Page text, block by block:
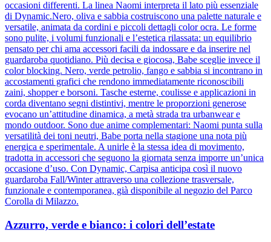
occasioni differenti. La linea Naomi interpreta il lato più essenziale
di Dynamic.Nero, oliva e sabbia costruiscono una palette naturale e
versatile, animata da cordini e piccoli dettagli color ocra. Le forme
sono pulite, i volumi funzionali e l’estetica rilassata: un equilibrio
pensato per chi ama accessori facili da indossare e da inserire nel
guardaroba quotidiano. Più decisa e giocosa, Babe sceglie invece il
color blocking. Nero, verde petrolio, fango e sabbia si incontrano in
accostamenti grafici che rendono immediatamente riconoscibili
zaini, shopper e borsoni. Tasche esterne, coulisse e applicazioni in
corda diventano segni distintivi, mentre le proporzioni generose
evocano un’attitudine dinamica, a metà strada tra urbanwear e
mondo outdoor. Sono due anime complementari: Naomi punta sulla
versatilità dei toni neutri, Babe porta nella stagione una nota più
energica e sperimentale. A unirle è la stessa idea di movimento,
tradotta in accessori che seguono la giornata senza imporre un’unica
occasione d’uso. Con Dynamic, Carpisa anticipa così il nuovo
guardaroba Fall/Winter attraverso una collezione trasversale,
funzionale e contemporanea, già disponibile al negozio del Parco
Corolla di Milazzo.
Azzurro, verde e bianco: i colori dell’estate